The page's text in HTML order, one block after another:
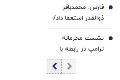
فعلی
شدند
فارس: محمدباقر
ذوالقدر استعفا داد/
محسن رضایی دبیر
شورای عالی امنیت
ملی شد
6
نشست محرمانه
ترامپ در رابطه با
ایران در کاخ سفید
7